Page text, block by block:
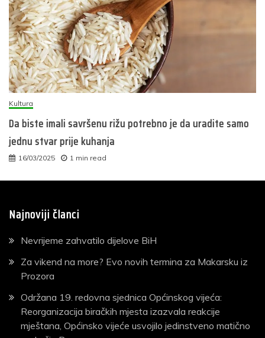
Kultura
Da biste imali savršenu rižu potrebno je da uradite samo
jednu stvar prije kuhanja
16/03/2025 1 min read
Najnoviji članci
Nevrijeme zahvatilo dijelove BiH
Za vikend na more? Evo novih termina za Makarsku iz
Prozora
Održana 19. redovna sjednica Općinskog vijeća:
Reorganizacija biračkih mjesta izazvala reakcije
mještana, Općinsko vijeće usvojilo jedinstveno matično